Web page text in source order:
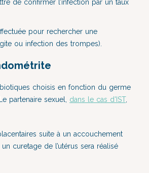
de confirmer l’infection par un taux
pour rechercher une
ou infection des trompes).
choisis en fonction du germe
partenaire sexuel, dans le cas d'IST,
suite à un accouchement
curetage de l’utérus sera réalisé